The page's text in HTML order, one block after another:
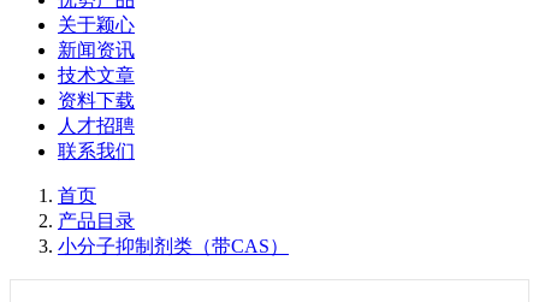
关于颖心
新闻资讯
技术文章
资料下载
人才招聘
联系我们
首页
产品目录
小分子抑制剂类（带CAS）